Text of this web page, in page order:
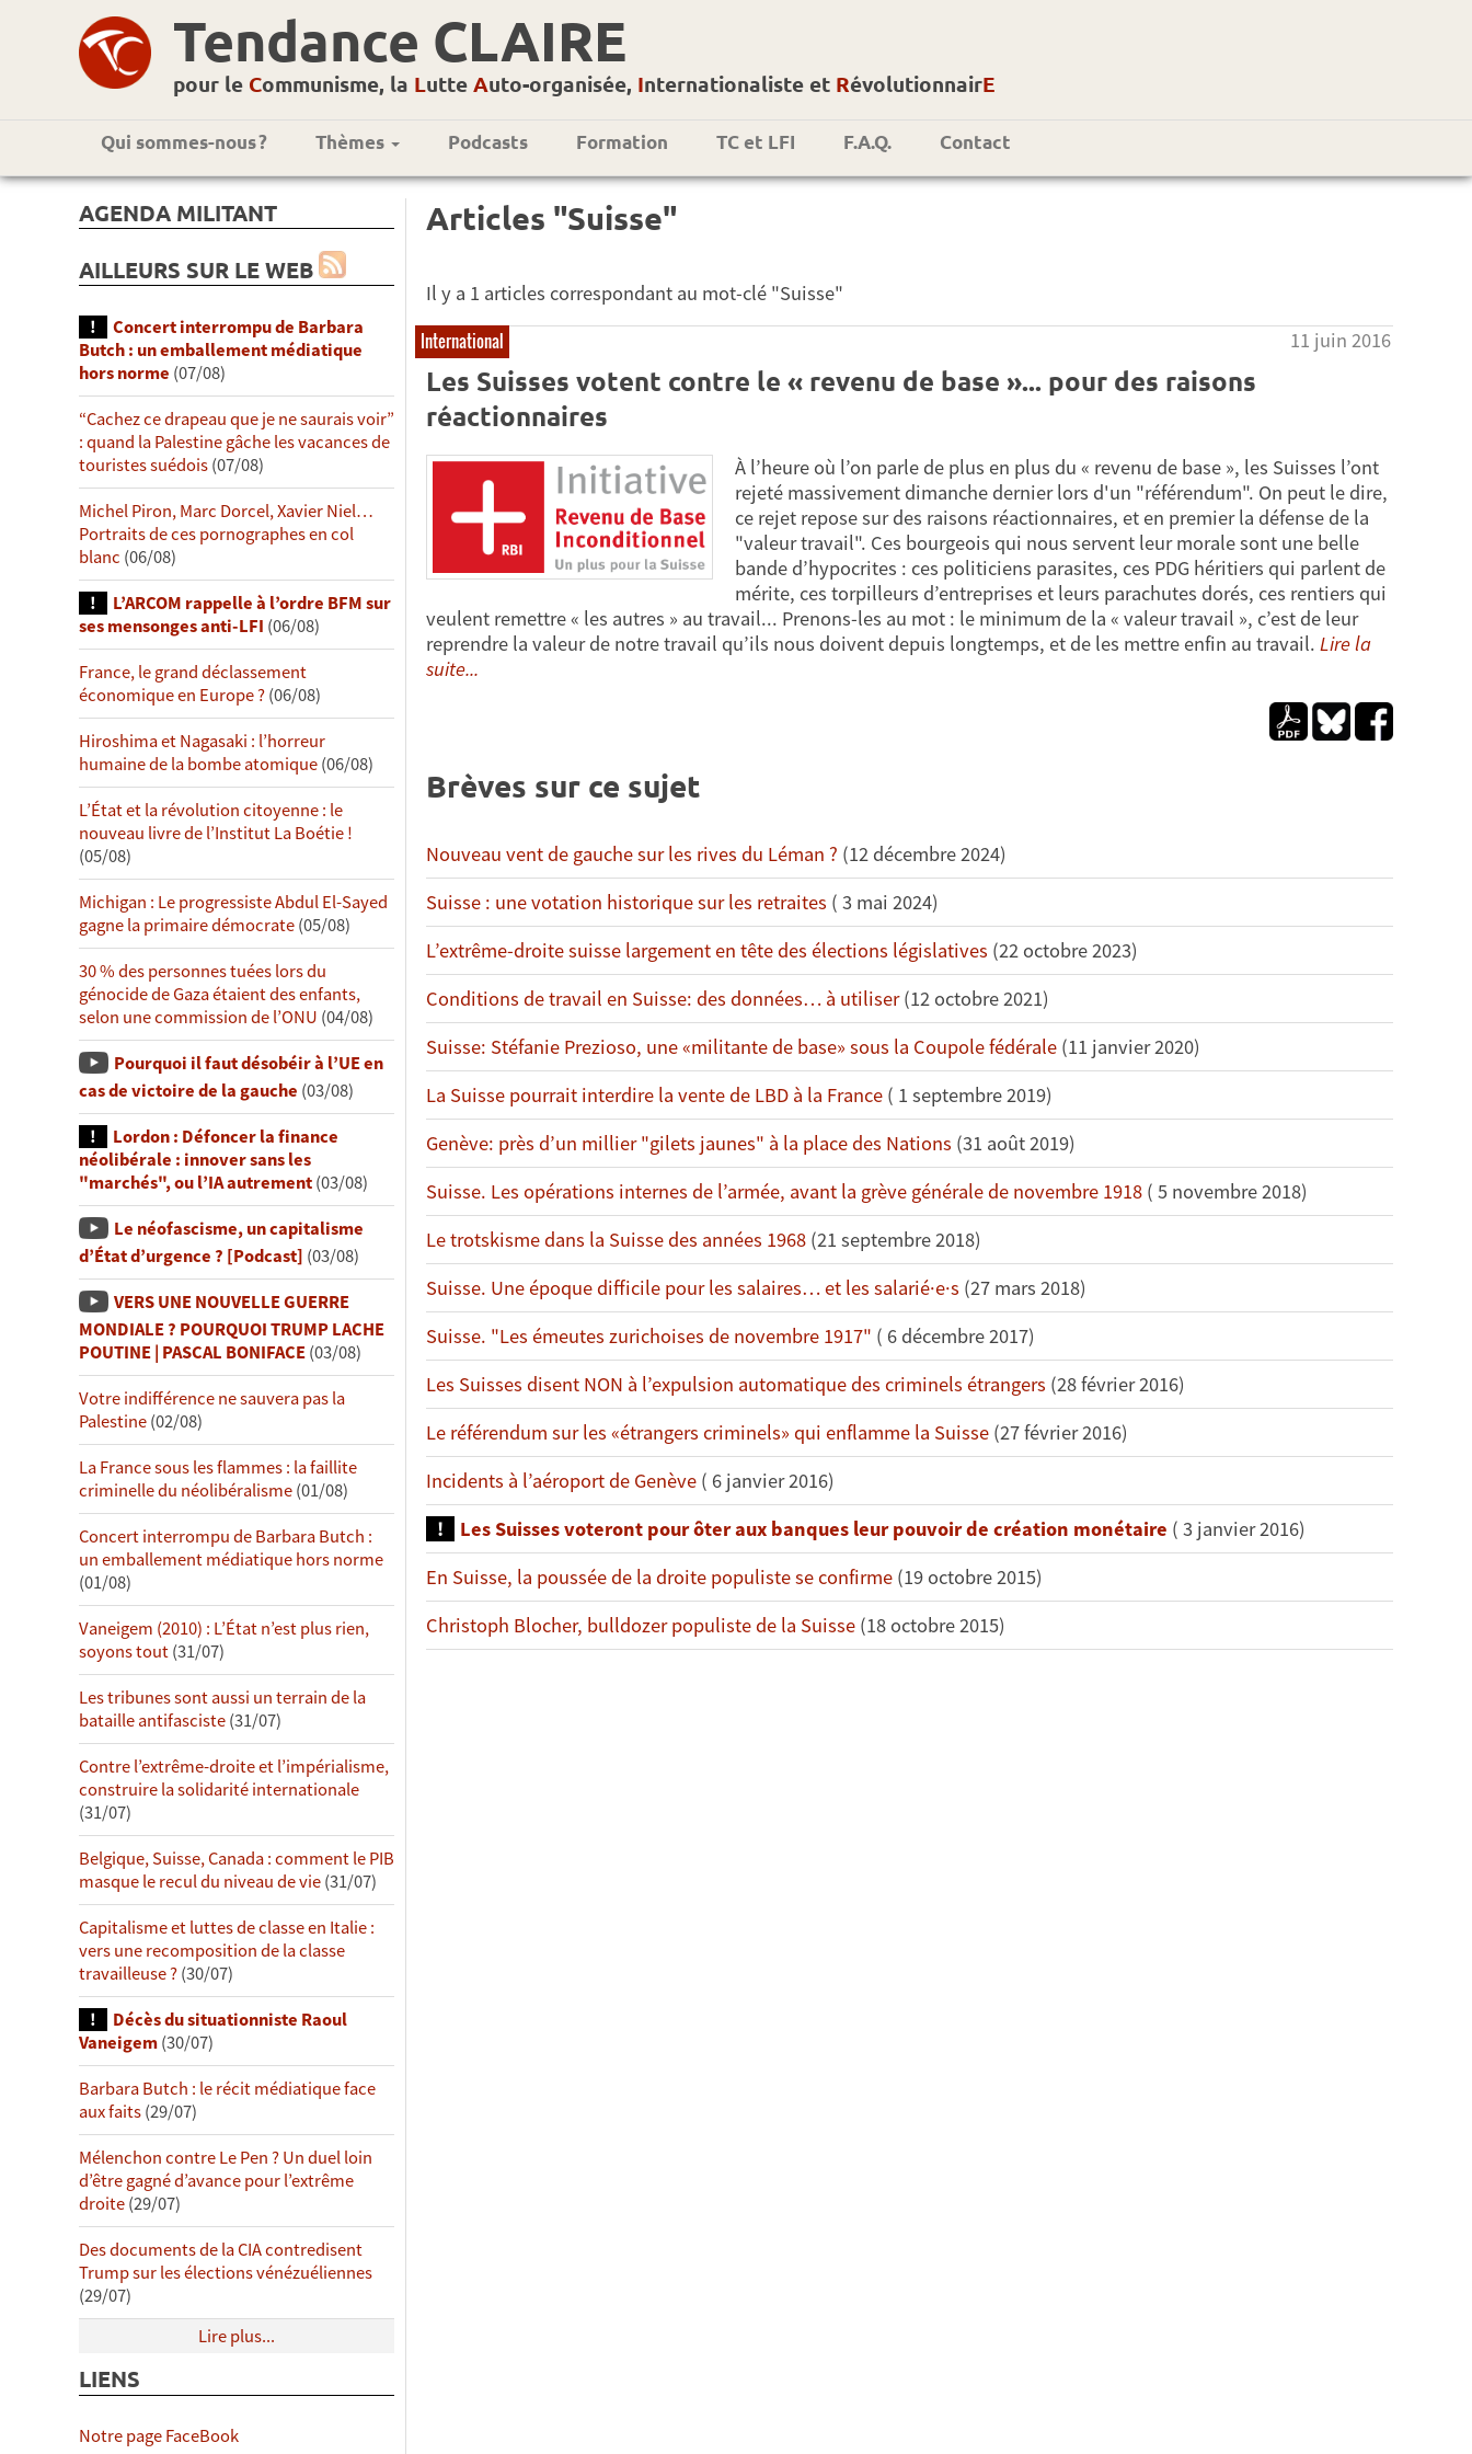
Tendance CLAIRE
pour le Communisme, la Lutte Auto-organisée, Internationaliste et RévolutionnairE
Qui sommes-nous ? Thèmes Podcasts Formation TC et LFI F.A.Q. Contact
AGENDA MILITANT
AILLEURS SUR LE WEB
Concert interrompu de Barbara
Butch : un emballement médiatique
hors norme (07/08)
“Cachez ce drapeau que je ne saurais voir”
: quand la Palestine gâche les vacances de
touristes suédois(07/08)
Michel Piron, Marc Dorcel, Xavier Niel…
Portraits de ces pornographes en col
blanc (06/08)
L’ARCOM rappelle à l’ordre BFM sur
ses mensonges anti-LFI (06/08)
France, le grand déclassement
économique en Europe ?(06/08)
Hiroshima et Nagasaki : l’horreur
humaine de la bombe atomique(06/08)
L’État et la révolution citoyenne : le
nouveau livre de l’Institut La Boétie !
(05/08)
Michigan : Le progressiste Abdul El-Sayed
gagne la primaire démocrate(05/08)
30 % des personnes tuées lors du
génocide de Gaza étaient des enfants,
selon une commission de l’ONU (04/08)
Pourquoi il faut désobéir à l’UE en
cas de victoire de la gauche (03/08)
Lordon : Défoncer la finance
néolibérale : innover sans les
"marchés", ou l’IA autrement(03/08)
Le néofascisme, un capitalisme
d’État d’urgence ? [Podcast] (03/08)
VERS UNE NOUVELLE GUERRE
MONDIALE ? POURQUOI TRUMP LACHE
POUTINE | PASCAL BONIFACE(03/08)
Votre indifférence ne sauvera pas la
Palestine(02/08)
La France sous les flammes : la faillite
criminelle du néolibéralisme(01/08)
Concert interrompu de Barbara Butch :
un emballement médiatique hors norme
(01/08)
Vaneigem (2010) : L’État n’est plus rien,
soyons tout(31/07)
Les tribunes sont aussi un terrain de la
bataille antifasciste(31/07)
Contre l’extrême-droite et l’impérialisme,
construire la solidarité internationale
(31/07)
Belgique, Suisse, Canada : comment le PIB
masque le recul du niveau de vie(31/07)
Capitalisme et luttes de classe en Italie :
vers une recomposition de la classe
travailleuse ?(30/07)
Décès du situationniste Raoul
Vaneigem(30/07)
Barbara Butch : le récit médiatique face
aux faits(29/07)
Mélenchon contre Le Pen ? Un duel loin
d’être gagné d’avance pour l’extrême
droite(29/07)
Des documents de la CIA contredisent
Trump sur les élections vénézuéliennes
(29/07)
Lire plus...
LIENS
Notre page FaceBook
Articles "Suisse"
Il y a 1 articles correspondant au mot-clé "Suisse"
International 11 juin 2016
Les Suisses votent contre le « revenu de base »... pour des raisons
réactionnaires
À l’heure où l’on parle de plus en plus du « revenu de base », les Suisses l’ont
rejeté massivement dimanche dernier lors d'un "référendum". On peut le dire,
ce rejet repose sur des raisons réactionnaires, et en premier la défense de la
"valeur travail". Ces bourgeois qui nous servent leur morale sont une belle
bande d’hypocrites : ces politiciens parasites, ces PDG héritiers qui parlent de
mérite, ces torpilleurs d’entreprises et leurs parachutes dorés, ces rentiers qui
veulent remettre « les autres » au travail... Prenons-les au mot : le minimum de la « valeur travail », c’est de leur
reprendre la valeur de notre travail qu’ils nous doivent depuis longtemps, et de les mettre enfin au travail. Lire la
suite...
Brèves sur ce sujet
Nouveau vent de gauche sur les rives du Léman ? (12 décembre 2024)
Suisse : une votation historique sur les retraites ( 3 mai 2024)
L’extrême-droite suisse largement en tête des élections législatives (22 octobre 2023)
Conditions de travail en Suisse: des données… à utiliser(12 octobre 2021)
Suisse: Stéfanie Prezioso, une «militante de base» sous la Coupole fédérale(11 janvier 2020)
La Suisse pourrait interdire la vente de LBD à la France( 1 septembre 2019)
Genève: près d’un millier "gilets jaunes" à la place des Nations (31 août 2019)
Suisse. Les opérations internes de l’armée, avant la grève générale de novembre 1918( 5 novembre 2018)
Le trotskisme dans la Suisse des années 1968(21 septembre 2018)
Suisse. Une époque difficile pour les salaires… et les salarié·e·s (27 mars 2018)
Suisse. "Les émeutes zurichoises de novembre 1917" ( 6 décembre 2017)
Les Suisses disent NON à l’expulsion automatique des criminels étrangers (28 février 2016)
Le référendum sur les «étrangers criminels» qui enflamme la Suisse(27 février 2016)
Incidents à l’aéroport de Genève( 6 janvier 2016)
Les Suisses voteront pour ôter aux banques leur pouvoir de création monétaire ( 3 janvier 2016)
En Suisse, la poussée de la droite populiste se confirme(19 octobre 2015)
Christoph Blocher, bulldozer populiste de la Suisse(18 octobre 2015)